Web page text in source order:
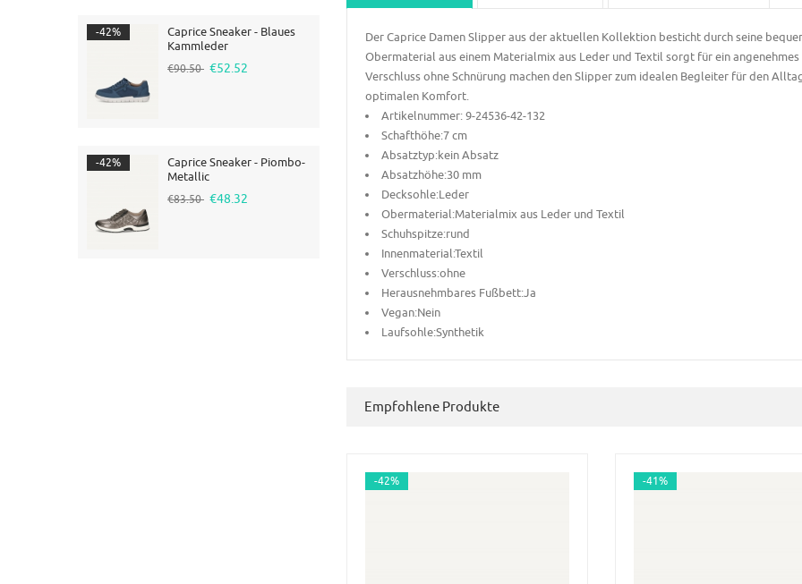
Caprice Sneaker - Blaues
Kammleder
€90.50 €52.52
-42%
Caprice Sneaker - Piombo-
Metallic
€83.50 €48.32
-42%
Der Caprice Damen Slipper aus der aktuellen Kollektion besticht durch seine
Obermaterial aus einem Materialmix aus Leder und Textil sorgt für ein
Verschluss ohne Schnürung machen den Slipper zum idealen Begleiter für den
optimalen Komfort.
Artikelnummer: 9-24536-42-132
Schafthöhe:7cm
Absatztyp:kein Absatz
Absatzhöhe:30 mm
Decksohle:Leder
Obermaterial:Materialmix aus Leder und Textil
Schuhspitze:rund
Innenmaterial:Textil
Verschluss:ohne
Herausnehmbares Fußbett:Ja
Vegan:Nein
Laufsohle:Synthetik
Empfohlene Produkte
-42% -41%